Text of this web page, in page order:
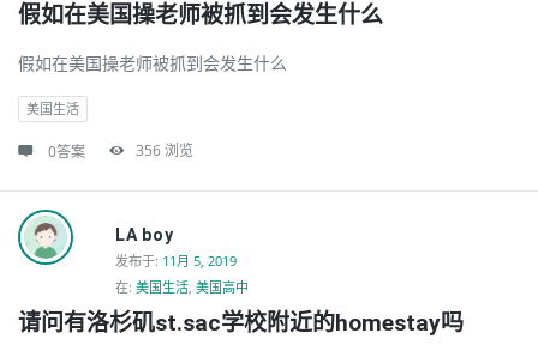
假如在美国操老师被抓到会发生什么
假如在美国操老师被抓到会发生什么
美国生活
0答案 356浏览
LA boy
发布于: 11月 5, 2019
在: 美国生活, 美国高中
请问有洛杉矶st.sac学校附近的homestay吗